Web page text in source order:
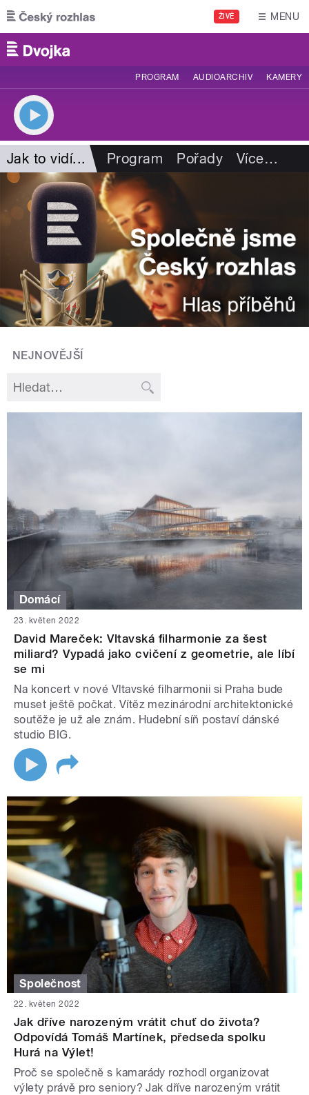
Přejít k hlavnímu obsahu
ŽIVĚ MENU
PROGRAM AUDIOARCHIV KAMERY
Jak to vidí... Program Pořady Více…
NEJNOVĚJŠÍ
Domácí
23. květen 2022
David Mareček: Vltavská filharmonie za šest
miliard? Vypadá jako cvičení z geometrie, ale líbí
se mi
Na koncert v nové Vltavské filharmonii si Praha bude
muset ještě počkat. Vítěz mezinárodní architektonické
soutěže je už ale znám. Hudební síň postaví dánské
studio BIG.
Společnost
22. květen 2022
Jak dříve narozeným vrátit chuť do života?
Odpovídá Tomáš Martínek, předseda spolku
Hurá na Výlet!
Proč se společně s kamarády rozhodl organizovat
výlety právě pro seniory? Jak dříve narozeným vrátit